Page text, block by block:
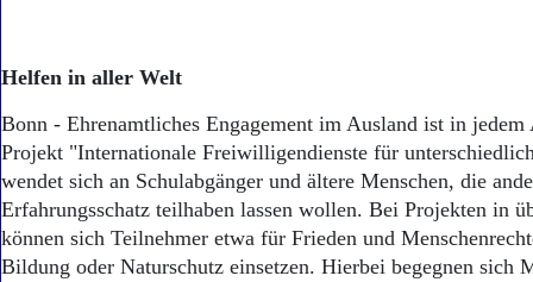
Helfen in aller Welt
Bonn - Ehrenamtliches Engagement im Ausland ist in
Projekt "Internationale Freiwilligendienste für
wendet sich an Schulabgänger und ältere Menschen, die
Erfahrungsschatz teilhaben lassen wollen. Bei Projekten in
können sich Teilnehmer etwa für Frieden und
Bildung oder Naturschutz einsetzen. Hierbei begegnen sich